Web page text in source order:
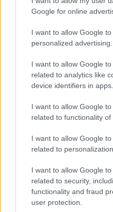
Google for online
I want to allow Google
personalized advertising.
I want to allow Google
related to analytics like
device identifiers in apps.
I want to allow Google
related to functionality of
I want to allow Google
related to personalization.
I want to allow Google
related to security,
functionality and fraud
user protection.
KÖZÖNSÉGTALÁLKOZÓ
GYŐRI RÓMER
Ingyenes programokkal és
hét második felére, a